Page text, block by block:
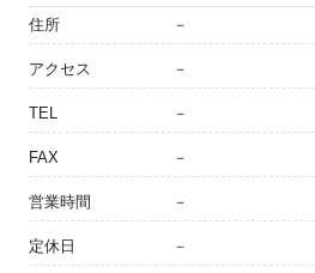
住所 －
アクセス －
TEL －
FAX －
営業時間 －
定休日 －